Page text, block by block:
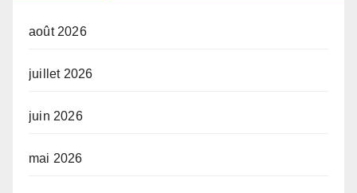
août 2026
juillet 2026
juin 2026
mai 2026